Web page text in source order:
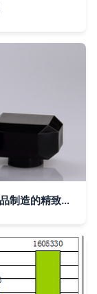
广州白云区 香水瓶喷涂加工与日用玻璃制品制造的精致融合